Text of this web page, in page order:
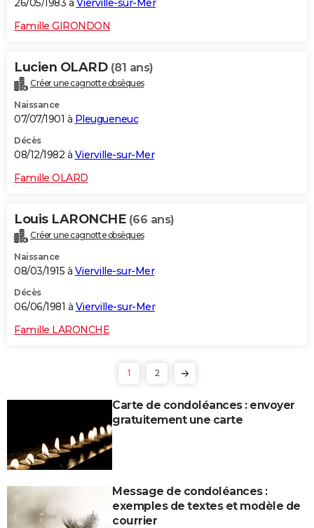
26/05/1983 à Vierville-sur-Mer
Famille GIRONDON
Lucien OLARD (81 ans)
Créer une cagnotte obsèques
Naissance
07/07/1901 à Pleugueneuc
Décès
08/12/1982 à Vierville-sur-Mer
Famille OLARD
Louis LARONCHE (66 ans)
Créer une cagnotte obsèques
Naissance
08/03/1915 à Vierville-sur-Mer
Décès
06/06/1981 à Vierville-sur-Mer
Famille LARONCHE
1 2
Carte de condoléances : envoyer
gratuitement une carte
Message de condoléances :
exemples de textes et modèle de
courrier